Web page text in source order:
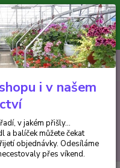
z e-shopu je 300 Kč.
a balíček můžete čekat
objednávky. Objednávky
přišly...
Hledat
0ks
za0 Kč
i v našem
v jakém přišly...
a balíček můžete čekat
objednávky. Odesíláme
přes víkend.